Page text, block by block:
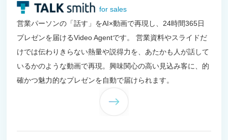
for sales
営業パーソンの「話す」をAI×動画で再現し、24時間365日
プレゼンを届けるVideo Agentです。 営業資料やスライドだ
けでは伝わりきらない熱量や説得力を、あたかも人が話して
いるかのような動画で再現。興味関心の高い見込み客に、的
確かつ魅力的なプレゼンを自動で届けられます。